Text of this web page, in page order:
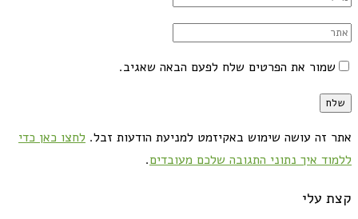
שמור את הפרטים שלח לפעם הבאה שאגיב.
אתר זה עושה שימוש באקיזמט למניעת הודעות זבל. לחצו כאן כדי
ללמוד איך נתוני התגובה שלכם מעובדים.
קצת עלי